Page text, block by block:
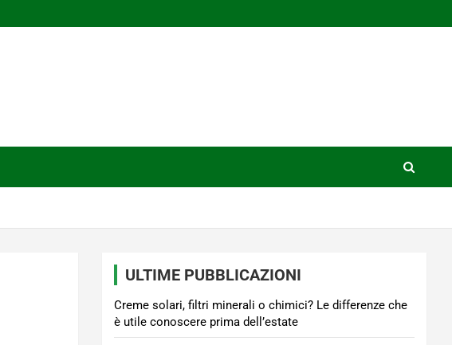
ULTIME PUBBLICAZIONI
Creme solari, filtri minerali o chimici? Le differenze che
è utile conoscere prima dell’estate